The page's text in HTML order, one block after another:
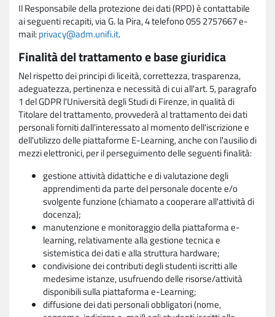
Il Responsabile della protezione dei dati (RPD) è contattabile
ai seguenti recapiti, via G. la Pira, 4 telefono 055 2757667 e-
mail:privacy@adm.unifi.it.
Finalità del trattamento e base giuridica
Nel rispetto dei principi di liceità, correttezza, trasparenza,
adeguatezza, pertinenza e necessità di cui all'art. 5, paragrafo
1 del GDPR l'Università degli Studi di Firenze, in qualità di
Titolare del trattamento, provvederà al trattamento dei dati
personali forniti dall'interessato al momento dell'iscrizione e
dell'utilizzo delle piattaforme E-Learning, anche con l'ausilio di
mezzi elettronici, per il perseguimento delle seguenti finalità:
gestione attività didattiche e di valutazione degli
apprendimenti da parte del personale docente e/o
svolgente funzione (chiamato a cooperare all'attività di
docenza);
manutenzione e monitoraggio della piattaforma e-
learning, relativamente alla gestione tecnica e
sistemistica dei dati e alla struttura hardware;
condivisione dei contributi degli studenti iscritti alle
medesime istanze, usufruendo delle risorse/attività
disponibili sulla piattaforma e-Learning;
diffusione dei dati personali obbligatori (nome,